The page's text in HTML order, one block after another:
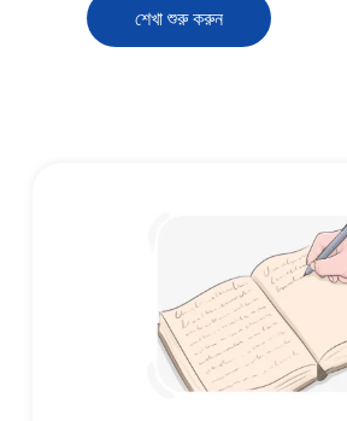
শেখা শুরু করুন